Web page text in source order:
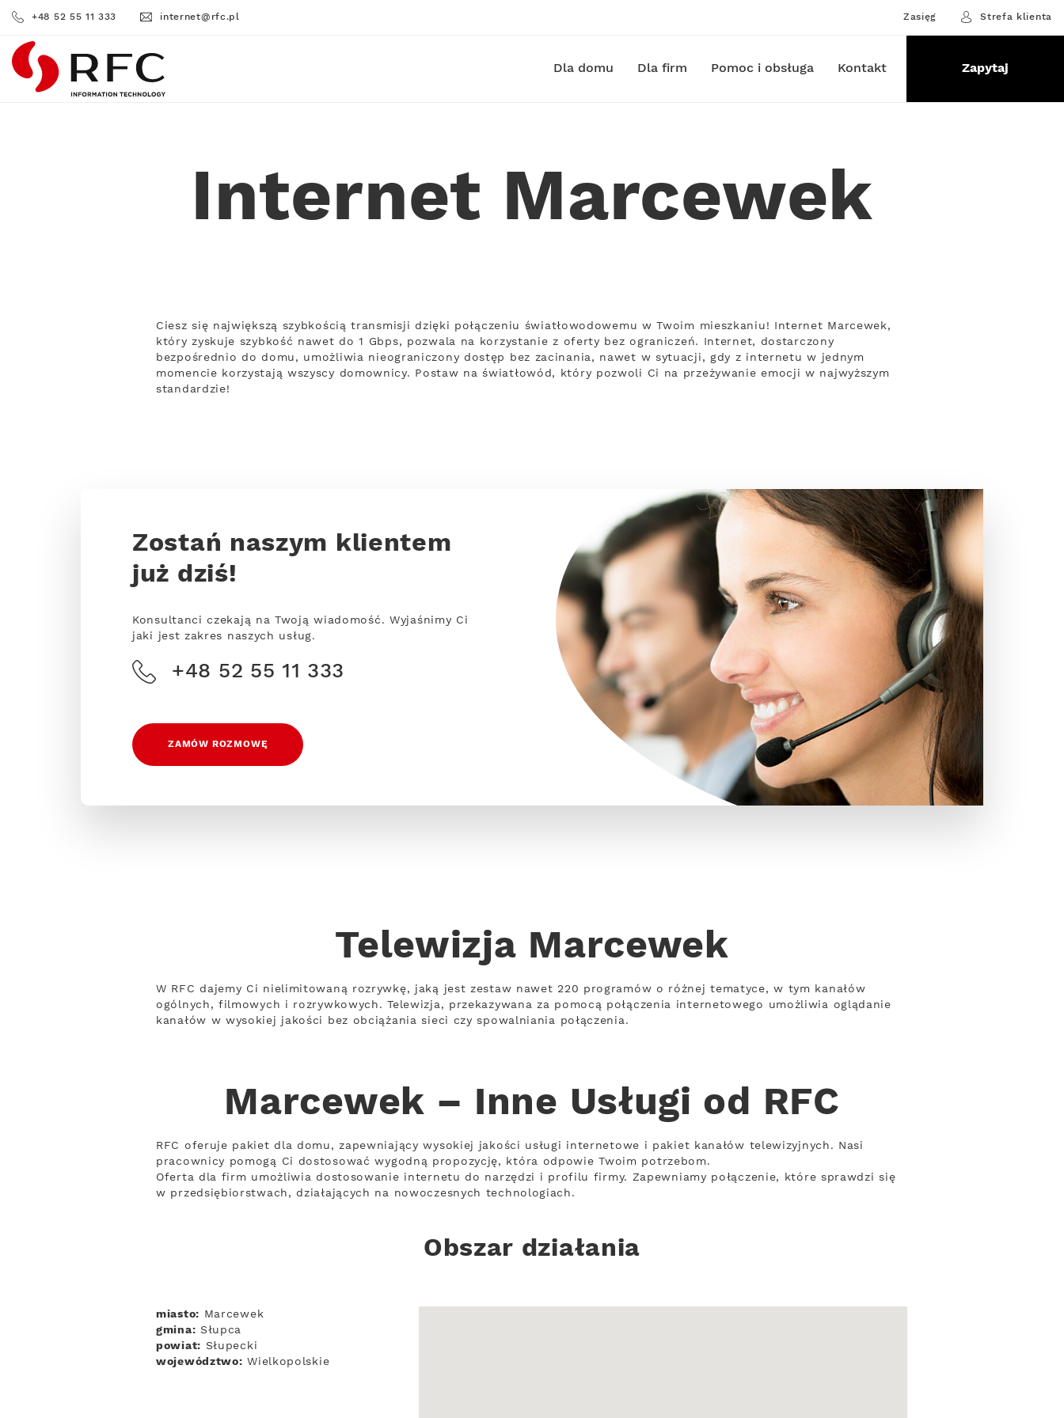
+48 52 55 11 333 internet@rfc.pl Zasięg Strefa klienta
RFC Dla domu Dla firm Pomoc i obsługa Kontakt Zapytaj
Internet Marcewek
Ciesz się największą szybkością transmisji dzięki połączeniu światłowodowemu w Twoim mieszkaniu! Internet Marcewek,
który zyskuje szybkość nawet do 1 Gbps, pozwala na korzystanie z oferty bez ograniczeń. Internet, dostarczony
bezpośrednio do domu, umożliwia nieograniczony dostęp bez zacinania, nawet w sytuacji, gdy z internetu w jednym
momencie korzystają wszyscy domownicy. Postaw na światłowód, który pozwoli Ci na przeżywanie emocji w najwyższym
standardzie!
Zostań naszym klientem
już dziś!
Konsultanci czekają na Twoją wiadomość. Wyjaśnimy Ci
jaki jest zakres naszych usług.
+48 52 55 11 333
ZAMÓW ROZMOWĘ
Telewizja Marcewek
W RFC dajemy Ci nielimitowaną rozrywkę, jaką jest zestaw nawet 220 programów o różnej tematyce, w tym kanałów
ogólnych, filmowych i rozrywkowych. Telewizja, przekazywana za pomocą połączenia internetowego umożliwia oglądanie
kanałów w wysokiej jakości bez obciążania sieci czy spowalniania połączenia.
Marcewek – Inne Usługi od RFC
RFC oferuje pakiet dla domu, zapewniający wysokiej jakości usługi internetowe i pakiet kanałów telewizyjnych. Nasi
pracownicy pomogą Ci dostosować wygodną propozycję, która odpowie Twoim potrzebom.
Oferta dla firm umożliwia dostosowanie internetu do narzędzi i profilu firmy. Zapewniamy połączenie, które sprawdzi się
w przedsiębiorstwach, działających na nowoczesnych technologiach.
Obszar działania
miasto: Marcewek
gmina: Słupca
powiat: Słupecki
województwo: Wielkopolskie